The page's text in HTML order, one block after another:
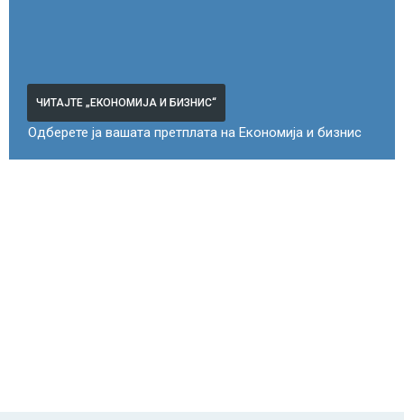
ЧИТАЈТЕ „ЕКОНОМИЈА И БИЗНИС“
Одберете ја вашата претплата на Економија и бизнис